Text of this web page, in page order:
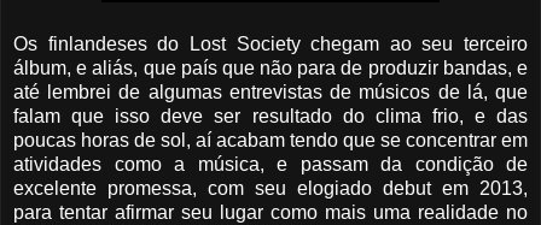
Os finlandeses do Lost Society chegam ao seu terceiro
álbum, e aliás, que país que não para de produzir bandas, e
até lembrei de algumas entrevistas de músicos de lá, que
falam que isso deve ser resultado do clima frio, e das
poucas horas de sol, aí acabam tendo que se concentrar em
atividades como a música, e passam da condição de
excelente promessa, com seu elogiado debut em 2013,
para tentar afirmar seu lugar como mais uma realidade no